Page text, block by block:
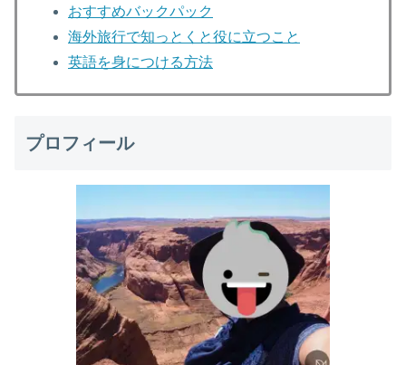
おすすめバックパック
海外旅行で知っとくと役に立つこと
英語を身につける方法
プロフィール